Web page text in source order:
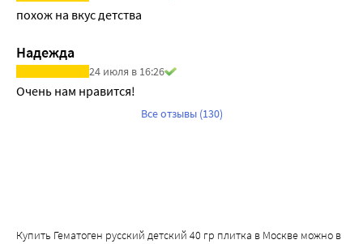
похож на вкус детства
Надежда
24 июля в 16:26
Очень нам нравится!
Все отзывы (130)
Купить Гематоген русский детский 40 гр плитка в Москве можно в